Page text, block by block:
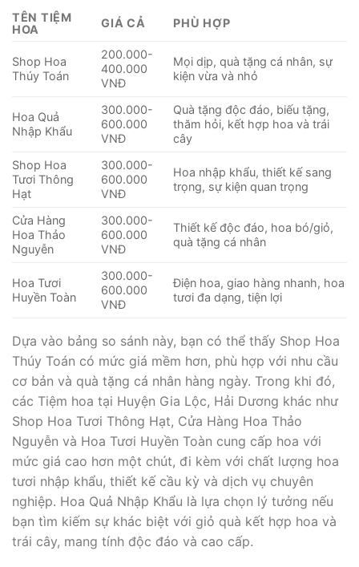
TÊN TIỆM
HOA
GIÁ CẢ PHÙ HỢP
Shop Hoa
Thúy Toán
200.000-
400.000
VNĐ
Mọi dịp, quà tặng cá nhân, sự
kiện vừa và nhỏ
Hoa Quả
Nhập Khẩu
300.000-
600.000
VNĐ
Quà tặng độc đáo, biếu tặng,
thăm hỏi, kết hợp hoa và trái
cây
Shop Hoa
Tươi Thông
Hạt
300.000-
600.000
VNĐ
Hoa nhập khẩu, thiết kế sang
trọng, sự kiện quan trọng
Cửa Hàng
Hoa Thảo
Nguyễn
300.000-
600.000
VNĐ
Thiết kế độc đáo, hoa bó/giỏ,
quà tặng cá nhân
Hoa Tươi
Huyền Toàn
300.000-
600.000
VNĐ
Điện hoa, giao hàng nhanh, hoa
tươi đa dạng, tiện lợi
Dựa vào bảng so sánh này, bạn có thể thấy Shop Hoa
Thúy Toán có mức giá mềm hơn, phù hợp với nhu cầu
cơ bản và quà tặng cá nhân hàng ngày. Trong khi đó,
các Tiệm hoa tại Huyện Gia Lộc, Hải Dương khác như
Shop Hoa Tươi Thông Hạt, Cửa Hàng Hoa Thảo
Nguyễn và Hoa Tươi Huyền Toàn cung cấp hoa với
mức giá cao hơn một chút, đi kèm với chất lượng hoa
tươi nhập khẩu, thiết kế cầu kỳ và dịch vụ chuyên
nghiệp. Hoa Quả Nhập Khẩu là lựa chọn lý tưởng nếu
bạn tìm kiếm sự khác biệt với giỏ quà kết hợp hoa và
trái cây, mang tính độc đáo và cao cấp.